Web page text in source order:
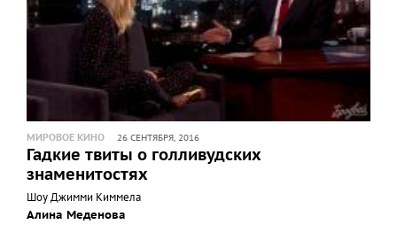
МИРОВОЕ КИНО 26 СЕНТЯБРЯ, 2016
Гадкие твиты о голливудских
знаменитостях
Шоу Джимми Киммела
Алина Меденова